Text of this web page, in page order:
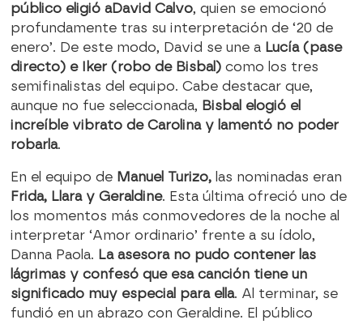
público eligió aDavid Calvo, quien se emocionó
profundamente tras su interpretación de ‘20 de
enero’. De este modo, David se une a Lucía (pase
directo) e Iker (robo de Bisbal) como los tres
semifinalistas del equipo. Cabe destacar que,
aunque no fue seleccionada, Bisbal elogió el
increíble vibrato de Carolina y lamentó no poder
robarla.
En el equipo de Manuel Turizo,las nominadas eran
Frida, Llara y Geraldine. Esta última ofreció uno de
los momentos más conmovedores de la noche al
interpretar ‘Amor ordinario’ frente a su ídolo,
Danna Paola. La asesora no pudo contener las
lágrimas y confesó que esa canción tiene un
significado muy especial para ella. Al terminar, se
fundió en un abrazo con Geraldine. El público